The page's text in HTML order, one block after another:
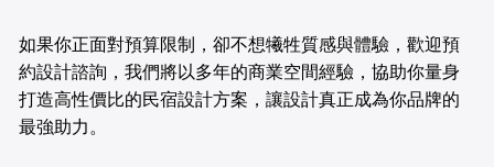
如果你正面對預算限制，卻不想犧牲質感與體驗，歡迎預
約設計諮詢，我們將以多年的商業空間經驗，協助你量身
打造高性價比的民宿設計方案，讓設計真正成為你品牌的
最強助力。